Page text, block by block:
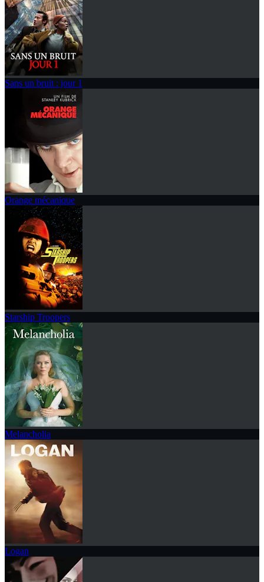
Sans un bruit : jour 1
Orange mécanique
Starship Troopers
Melancholia
Logan